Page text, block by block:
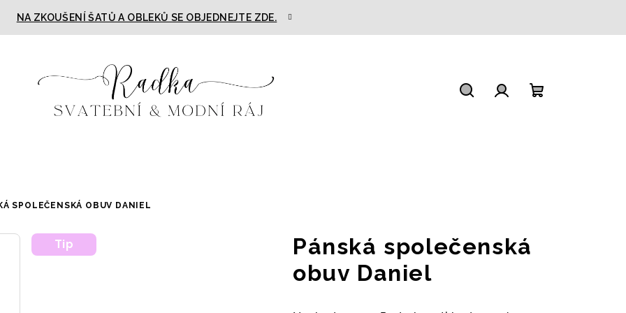
NA ZKOUŠENÍ ŠATŮ A OBLEKŮ SE OBJEDNEJTE ZDE.
SPOLEČENSKÁ OBUV DANIEL
Pánská společenská
obuv Daniel
Tip